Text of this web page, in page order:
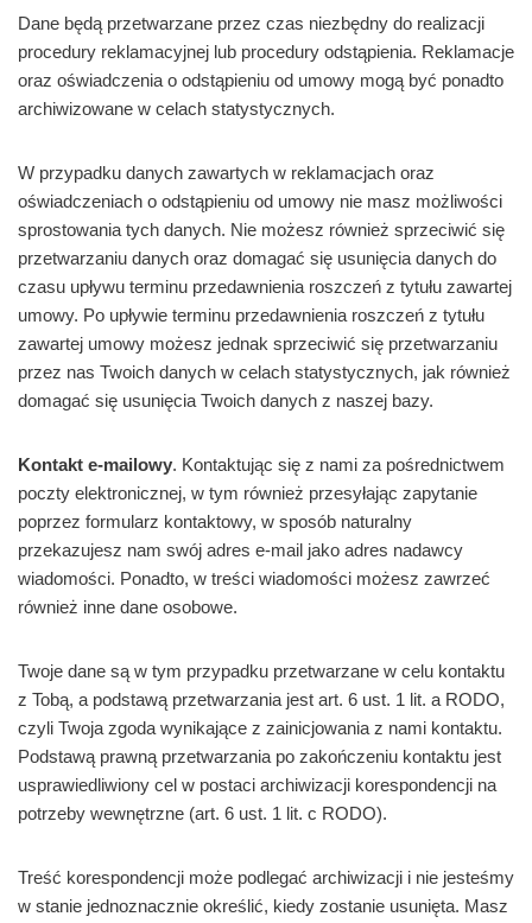
Dane będą przetwarzane przez czas niezbędny do realizacji
procedury reklamacyjnej lub procedury odstąpienia. Reklamacje
oraz oświadczenia o odstąpieniu od umowy mogą być ponadto
archiwizowane w celach statystycznych.
W przypadku danych zawartych w reklamacjach oraz
oświadczeniach o odstąpieniu od umowy nie masz możliwości
sprostowania tych danych. Nie możesz również sprzeciwić się
przetwarzaniu danych oraz domagać się usunięcia danych do
czasu upływu terminu przedawnienia roszczeń z tytułu zawartej
umowy. Po upływie terminu przedawnienia roszczeń z tytułu
zawartej umowy możesz jednak sprzeciwić się przetwarzaniu
przez nas Twoich danych w celach statystycznych, jak również
domagać się usunięcia Twoich danych z naszej bazy.
Kontakt e-mailowy. Kontaktując się z nami za pośrednictwem
poczty elektronicznej, w tym również przesyłając zapytanie
poprzez formularz kontaktowy, w sposób naturalny
przekazujesz nam swój adres e-mail jako adres nadawcy
wiadomości. Ponadto, w treści wiadomości możesz zawrzeć
również inne dane osobowe.
Twoje dane są w tym przypadku przetwarzane w celu kontaktu
z Tobą, a podstawą przetwarzania jest art. 6 ust. 1 lit. a RODO,
czyli Twoja zgoda wynikające z zainicjowania z nami kontaktu.
Podstawą prawną przetwarzania po zakończeniu kontaktu jest
usprawiedliwiony cel w postaci archiwizacji korespondencji na
potrzeby wewnętrzne (art. 6 ust. 1 lit. c RODO).
Treść korespondencji może podlegać archiwizacji i nie jesteśmy
w stanie jednoznacznie określić, kiedy zostanie usunięta. Masz